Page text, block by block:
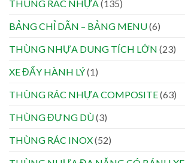
THÙNG RÁC NHỰA (135)
BẢNG CHỈ DẪN – BẢNG MENU(6)
THÙNG NHỰA DUNG TÍCH LỚN (23)
XE ĐẨY HÀNH LÝ(1)
THÙNG RÁC NHỰA COMPOSITE(63)
THÙNG ĐỰNG DÙ(3)
THÙNG RÁC INOX(52)